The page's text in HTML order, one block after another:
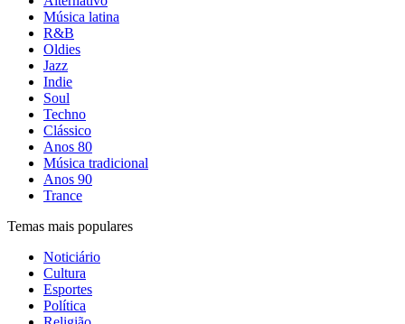
Música latina
R&B
Oldies
Jazz
Indie
Soul
Techno
Clássico
Anos 80
Música tradicional
Anos 90
Trance
Temas mais populares
Noticiário
Cultura
Esportes
Política